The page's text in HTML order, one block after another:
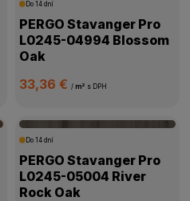
Do 14 dní
PERGO Stavanger Pro
L0245-04994 Blossom
Oak
33,36 € / m² s DPH
Do 14 dní
PERGO Stavanger Pro
L0245-05004 River
Rock Oak